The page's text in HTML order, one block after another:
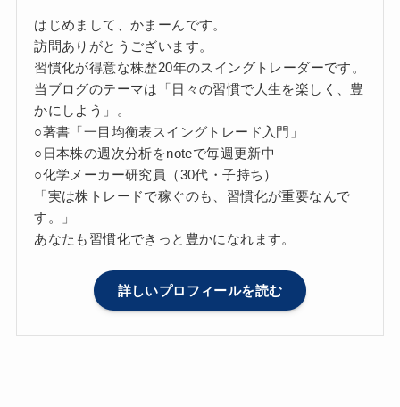
はじめまして、かまーんです。
訪問ありがとうございます。
習慣化が得意な株歴20年のスイングトレーダーです。
当ブログのテーマは「日々の習慣で人生を楽しく、豊
かにしよう」。
○著書「一目均衡表スイングトレード入門」
○日本株の週次分析をnoteで毎週更新中
○化学メーカー研究員（30代・子持ち）
「実は株トレードで稼ぐのも、習慣化が重要なんで
す。」
あなたも習慣化できっと豊かになれます。
詳しいプロフィールを読む